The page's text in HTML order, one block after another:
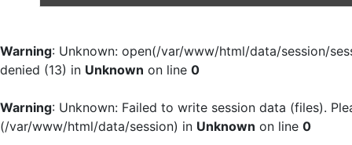
Warning: Unknown: open(/var/www/html/data/session/
denied (13) in Unknown on line 0
Warning: Unknown: Failed to write session data (files).
(/var/www/html/data/session) in Unknown on line 0